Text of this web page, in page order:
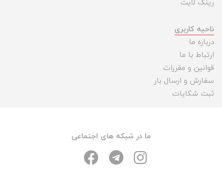
رینگ لایت
ناحیه کاربری
درباره ما
ارتباط با ما
قوانین و مقررات
سفارش و ارسال بار
ثبت شکایات
ما در شبکه های اجتماعی